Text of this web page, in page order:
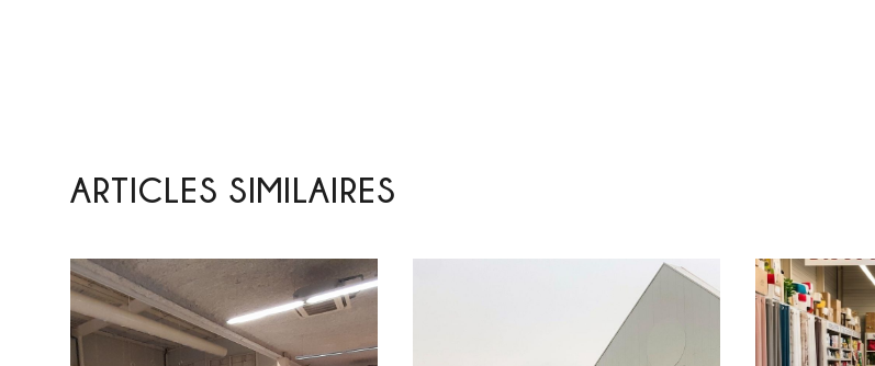
ARTICLES SIMILAIRES